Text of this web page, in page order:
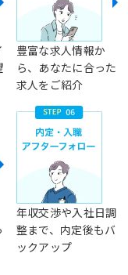
豊富な求人情報か
ら、あなたに合った
求人をご紹介
年収交渉や入社日調
整まで、内定後もバ
ックアップ